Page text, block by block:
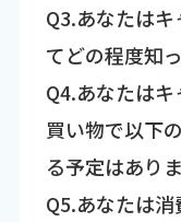
Q3.あなたは
てどの程度知
Q4.あなたは
買い物で以下
る予定はありま
Q5.あなたは